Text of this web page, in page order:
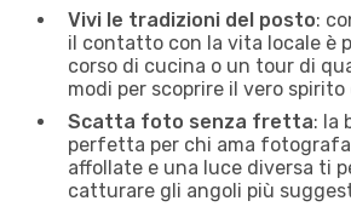
Vivi le tradizioni del posto:
il contatto con la vita locale è
corso di cucina o un tour di
modi per scoprire il vero spirito
Scatta foto senza fretta: la
perfetta per chi ama
affollate e una luce diversa ti
catturare gli angoli più